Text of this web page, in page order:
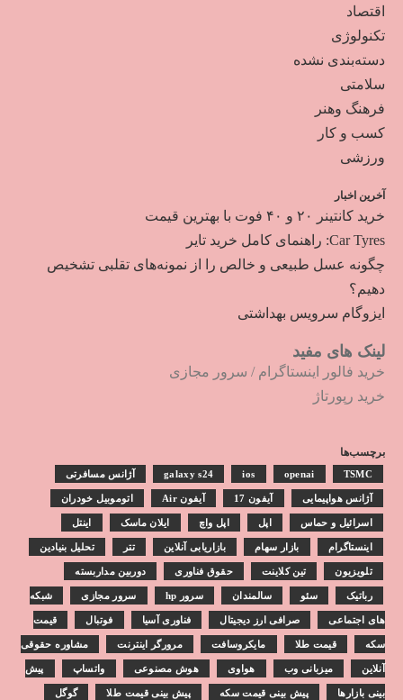
اقتصاد
تکنولوژی
دسته‌بندی نشده
سلامتی
فرهنگ وهنر
کسب و کار
ورزشی
آخرین اخبار
خرید کانتینر ۲۰ و ۴۰ فوت با بهترین قیمت
Car Tyres: راهنمای کامل خرید تایر
چگونه عسل طبیعی و خالص را از نمونه‌های تقلبی تشخیص
دهیم؟
ایزوگام سرویس بهداشتی
لینک های مفید
خرید فالور اینستاگرام / سرور مجازی
خرید رپورتاژ
برچسب‌ها
galaxy s24 ios openai TSMC آژانس مسافرتی
آژانس هواپیمایی آیفون 17 آیفون Air اتوموبیل خودران
اسرائیل و حماس اپل اپل واچ ایلان ماسک اینتل
اینستاگرام بازار سهام بازاریابی آنلاین تتر تحلیل بنیادین
تلویزیون تین کلاینت حقوق فناوری دوربین مداربسته
رباتیک سئو سالمندان سرور hp سرور مجازی شبکه
های اجتماعی صرافی ارز دیجیتال فناوری آسیا فوتبال قیمت
سکه قیمت طلا مایکروسافت مرورگر اینترنت مشاوره حقوقی
آنلاین میزبانی وب هواوی هوش مصنوعی واتساپ پیش
بینی بازارها پیش بینی قیمت سکه پیش بینی قیمت طلا گوگل